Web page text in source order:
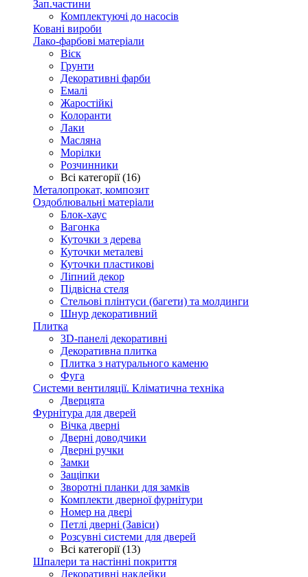
Зап.частини
Комплектуючі до насосів
Ковані вироби
Лако-фарбові матеріали
Віск
Грунти
Декоративні фарби
Емалі
Жаростійкі
Колоранти
Лаки
Масляна
Морілки
Розчинники
Всі категорії (16)
Металопрокат, композит
Оздоблювальні матеріали
Блок-хаус
Вагонка
Куточки з дерева
Куточки металеві
Куточки пластикові
Ліпний декор
Підвісна стеля
Стельові плінтуси (багети) та молдинги
Шнур декоративний
Плитка
3D-панелі декоративні
Декоративна плитка
Плитка з натурального каменю
Фуга
Системи вентиляції. Кліматична техніка
Дверцята
Фурнітура для дверей
Вічка дверні
Дверні доводчики
Дверні ручки
Замки
Защіпки
Зворотні планки для замків
Комплекти дверної фурнітури
Номер на двері
Петлі дверні (Завіси)
Розсувні системи для дверей
Всі категорії (13)
Шпалери та настінні покриття
Декоративні наклейки